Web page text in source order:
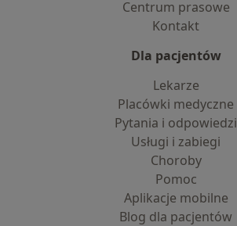
Centrum prasowe
Kontakt
Dla pacjentów
Lekarze
Placówki medyczne
Pytania i odpowiedzi
Usługi i zabiegi
Choroby
Pomoc
Aplikacje mobilne
Blog dla pacjentów